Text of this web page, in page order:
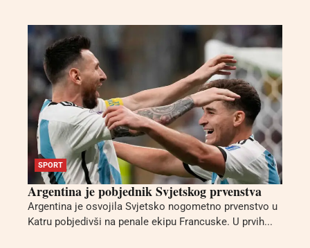
SPORT
Argentina je pobjednik Svjetskog prvenstva
Argentina je osvojila Svjetsko nogometno prvenstvo u
Katru pobjedivši na penale ekipu Francuske. U prvih...